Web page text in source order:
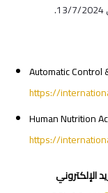
Automatic Control
https://
Human Nutrition
https://
الإلكتروني